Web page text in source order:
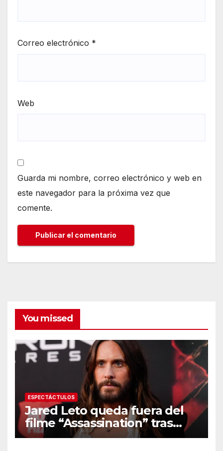
Correo electrónico *
Web
Guarda mi nombre, correo electrónico y web en
este navegador para la próxima vez que
comente.
You missed
ESPECTÁCTULOS
Jared Leto queda fuera del
filme “Assassination” tras
resurgir denuncias de